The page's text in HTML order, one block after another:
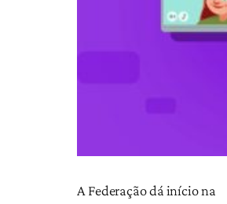
A Federação dá início na